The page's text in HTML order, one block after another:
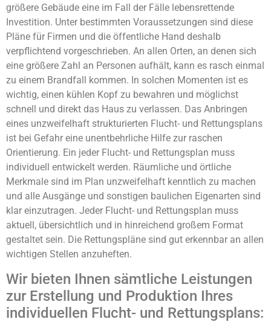
größere Gebäude eine im Fall der Fälle lebensrettende
Investition. Unter bestimmten Voraussetzungen sind diese
Pläne für Firmen und die öffentliche Hand deshalb
verpflichtend vorgeschrieben. An allen Orten, an denen sich
eine größere Zahl an Personen aufhält, kann es rasch einmal
zu einem Brandfall kommen. In solchen Momenten ist es
wichtig, einen kühlen Kopf zu bewahren und möglichst
schnell und direkt das Haus zu verlassen. Das Anbringen
eines unzweifelhaft strukturierten Flucht- und Rettungsplans
ist bei Gefahr eine unentbehrliche Hilfe zur raschen
Orientierung. Ein jeder Flucht- und Rettungsplan muss
individuell entwickelt werden. Räumliche und örtliche
Merkmale sind im Plan unzweifelhaft kenntlich zu machen
und alle Ausgänge und sonstigen baulichen Eigenarten sind
klar einzutragen. Jeder Flucht- und Rettungsplan muss
aktuell, übersichtlich und in hinreichend großem Format
gestaltet sein. Die Rettungspläne sind gut erkennbar an allen
wichtigen Stellen anzuheften.
Wir bieten Ihnen sämtliche Leistungen
zur Erstellung und Produktion Ihres
individuellen Flucht- und Rettungsplans: